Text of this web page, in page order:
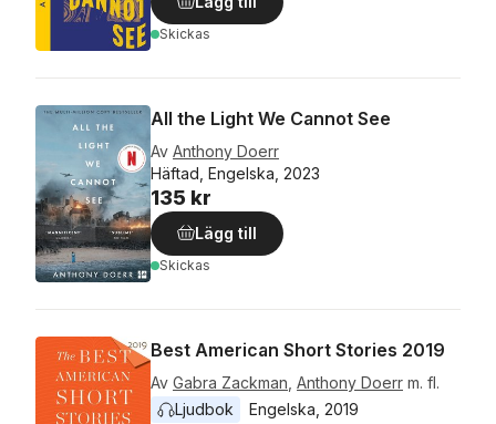
Skickas
All the Light We Cannot See
Av Anthony Doerr
Häftad, Engelska, 2023
135 kr
Lägg till
Skickas
Best American Short Stories 2019
Av Gabra Zackman Anthony Doerr m. fl.
Ljudbok
Engelska 2019